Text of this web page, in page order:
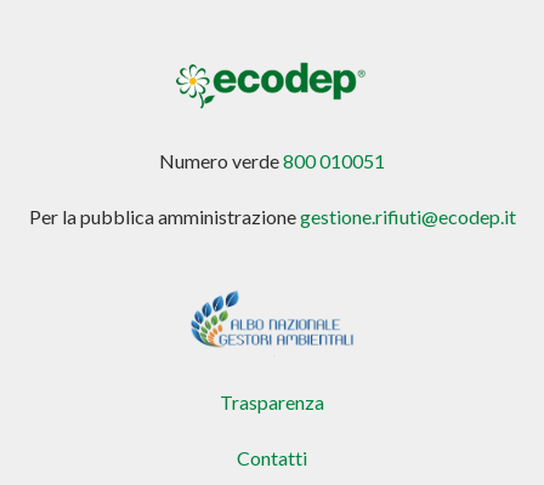
Numero verde800 010051
Per la pubblica amministrazionegestione.rifiuti@ecodep.it
Trasparenza
Contatti